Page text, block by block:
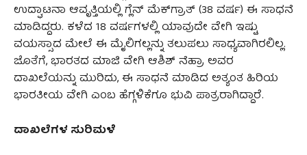
ಉದ್ಘಾಟನಾ ಆವೃತ್ತಿಯಲ್ಲಿ ಗ್ಲೆನ್ ಮೆಕ್‌ಗ್ರಾತ್ (38 ವರ್ಷ) ಈ ಸಾಧನೆ
ಮಾಡಿದ್ದರು. ಕಳೆದ 18 ವರ್ಷಗಳಲ್ಲಿ ಯಾವುದೇ ವೇಗಿ ಇಷ್ಟು
ವಯಸ್ಸಾದ ಮೇಲೆ ಈ ಮೈಲಿಗಲ್ಲನ್ನು ತಲುಪಲು ಸಾಧ್ಯವಾಗಿರಲಿಲ್ಲ.
ಜೊತೆಗೆ, ಭಾರತದ ಮಾಜಿ ವೇಗಿ ಆಶಿಶ್ ನೆಹ್ರಾ ಅವರ
ದಾಖಲೆಯನ್ನು ಮುರಿದು, ಈ ಸಾಧನೆ ಮಾಡಿದ ಅತ್ಯಂತ ಹಿರಿಯ
ಭಾರತೀಯ ವೇಗಿ ಎಂಬ ಹೆಗ್ಗಳಿಕೆಗೂ ಭುವಿ ಪಾತ್ರರಾಗಿದ್ದಾರೆ.
ದಾಖಲೆಗಳ ಸುರಿಮಳೆ